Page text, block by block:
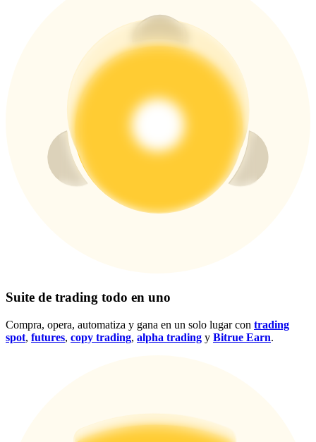
Más eventos
Gana premios y recompensas exclusivas
Centro de recompensas
Inscribirse
Suite de trading todo en uno
Compra, opera, automatiza y gana en un solo lugar con trading
spot, futures, copy trading, alpha trading y Bitrue Earn.